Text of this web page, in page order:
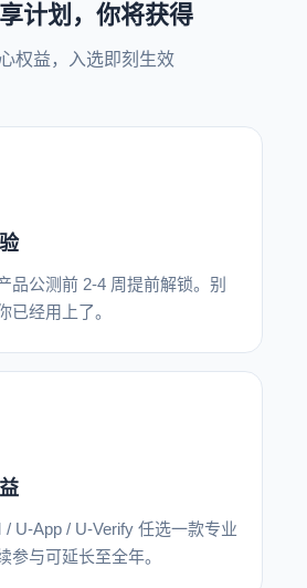
计划，你将获得
权益，入选即刻生效
品公测前 2-4 周提前解锁。别
已经用上了。
/ U-App / U-Verify 任选一款专业
参与可延长至全年。